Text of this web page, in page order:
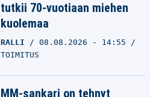
tutkii 70-vuotiaan miehen
kuolemaa
RALLI
08.08.2026 - 14:55
TOIMITUS
MM-sankari on tehnyt